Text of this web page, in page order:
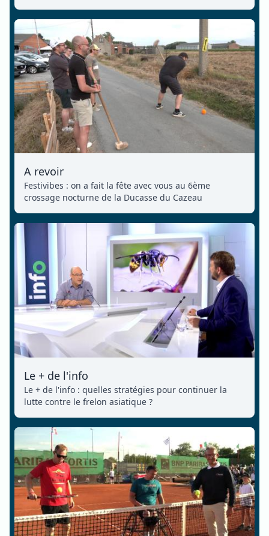
A revoir
Festivibes : on a fait la fête avec vous au 6ème
crossage nocturne de la Ducasse du Cazeau
Le + de l'info
Le + de l'info : quelles stratégies pour continuer la
lutte contre le frelon asiatique ?